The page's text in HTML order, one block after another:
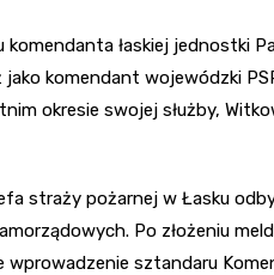
łaskiej jednostki
komendant wojewódzki
okresie swojej służby,
straży pożarnej w Łasku
Po złożeniu
sztandaru